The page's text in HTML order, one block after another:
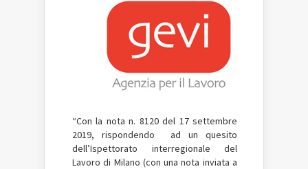
“Con la nota n. 8120 del 17 settembre
2019, rispondendo ad un quesito
dell’Ispettorato interregionale del
Lavoro di Milano (con una nota inviata a